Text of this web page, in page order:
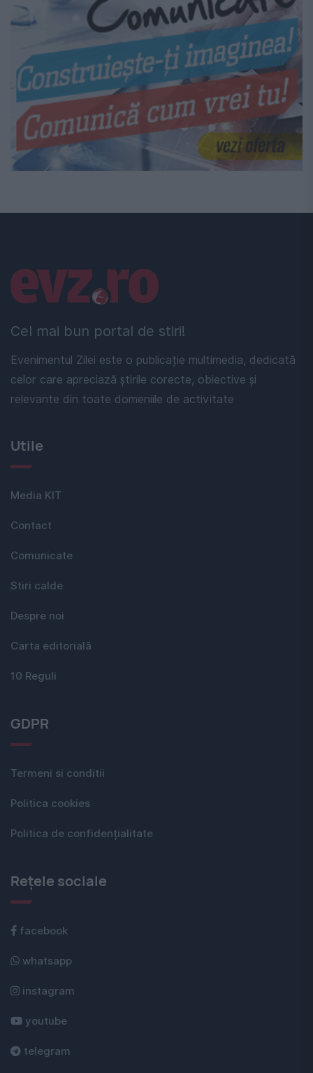
Cel mai bun portal de stiri!
Evenimentul Zilei este o publicație multimedia, dedicată
celor care apreciază știrile corecte, obiective și
relevante din toate domeniile de activitate
Linkuri utile
Utile
Media KIT
Contact
Comunicate
Stiri calde
Despre noi
Carta editorială
10 Reguli
GDPR
Termeni si conditii
Politica cookies
Politica de confidențialitate
Rețele sociale
facebook
whatsapp
instagram
youtube
telegram